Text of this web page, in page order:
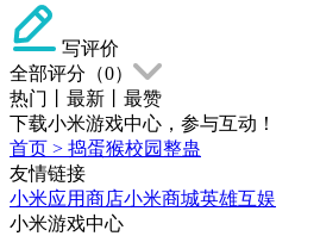
写评价
全部评分（0）
热门
最新
最赞
下载小米游戏中心，参与互动！
首页 > 捣蛋猴校园整蛊
友情链接
小米应用商店小米商城英雄互娱
小米游戏中心